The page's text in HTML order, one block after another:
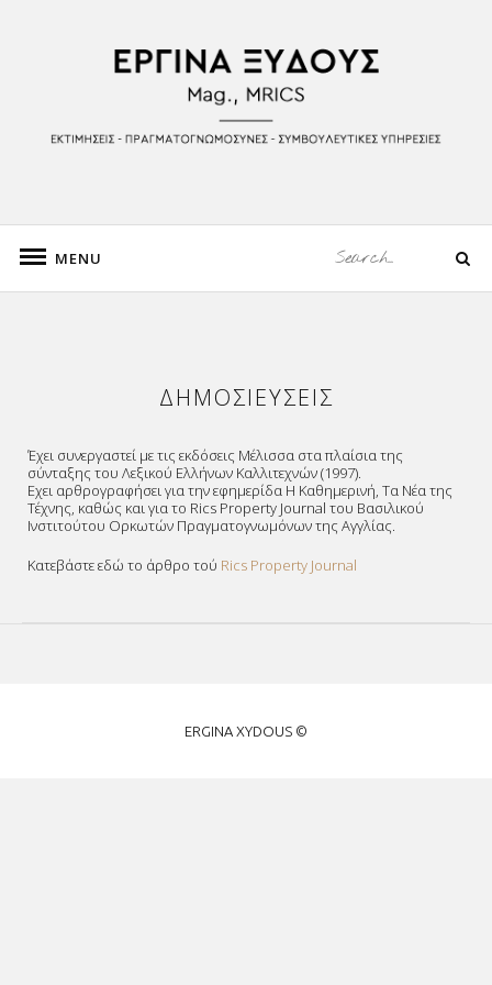
ΕΡΓΙΝΑ ΞΥΔΟΥΣ
Ιστορικός Τέχνης, Mag. Πανεπιστημίου Βιέννης
MENU
for:
Search
ΔΗΜΟΣΙΕΥΣΕΙΣ
Έχει συνεργαστεί με τις εκδόσεις Μέλισσα στα πλαίσια της
σύνταξης του Λεξικού Ελλήνων Καλλιτεχνών (1997).
Εχει αρθρογραφήσει για την εφημερίδα Η Καθημερινή, Τα Νέα της
Τέχνης, καθώς και για το Rics Property Journal του Βασιλικού
Ινστιτούτου Ορκωτών Πραγματογνωμόνων της Αγγλίας.
Κατεβάστε εδώ το άρθρο τού Rics Property Journal
ΕΡΓΙΝΑ
ERGINA XYDOUS ©